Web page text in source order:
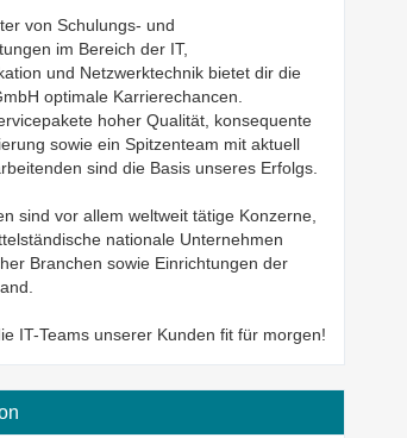
von Schulungs- und
im Bereich der IT,
und Netzwerktechnik bietet dir die
optimale Karrierechancen.
hoher Qualität, konsequente
sowie ein Spitzenteam mit aktuell
sind die Basis unseres Erfolgs.
sind vor allem weltweit tätige Konzerne,
nationale Unternehmen
Branchen sowie Einrichtungen der
IT-Teams unserer Kunden fit für morgen!